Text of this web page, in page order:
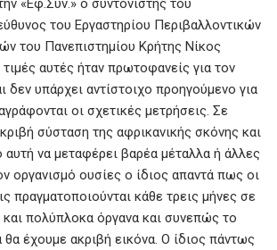
«Εφ.Συν.» ο συντονιστής του
του Εργαστηρίου Περιβαλλοντικών
του Πανεπιστημίου Κρήτης Νίκος
αυτές ήταν πρωτοφανείς για τον
δεν υπάρχει αντίστοιχο προηγούμενο για
οι σχετικές μετρήσεις. Σε
σύσταση της αφρικανικής σκόνης και
αυτή να μεταφέρει βαρέα μέταλλα ή άλλες
οργανισμό ουσίες ο ίδιος απαντά πως οι
πραγματοποιούνται κάθε τρεις μήνες σε
και πολύπλοκα όργανα και συνεπώς το
έχουμε ακριβή εικόνα. Ο ίδιος πάντως